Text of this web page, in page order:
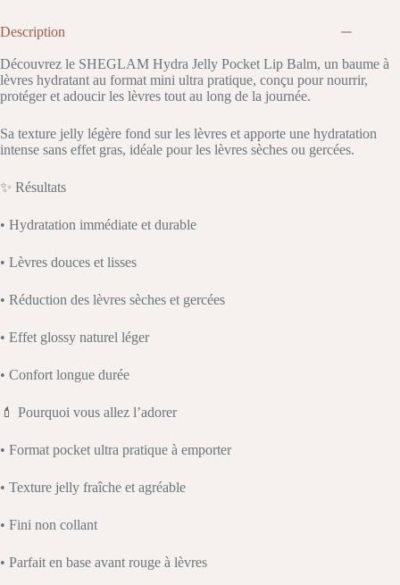
Description
Découvrez le SHEGLAM Hydra Jelly Pocket Lip Balm, un baume à
lèvres hydratant au format mini ultra pratique, conçu pour nourrir,
protéger et adoucir les lèvres tout au long de la journée.
Sa texture jelly légère fond sur les lèvres et apporte une hydratation
intense sans effet gras, idéale pour les lèvres sèches ou gercées.
✨ Résultats
• Hydratation immédiate et durable
• Lèvres douces et lisses
• Réduction des lèvres sèches et gercées
• Effet glossy naturel léger
• Confort longue durée
💄 Pourquoi vous allez l’adorer
• Format pocket ultra pratique à emporter
• Texture jelly fraîche et agréable
• Fini non collant
• Parfait en base avant rouge à lèvres